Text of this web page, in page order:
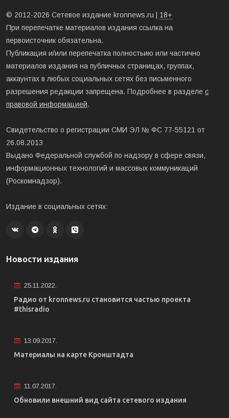
© 2012-2026 Сетевое издание kronnews.ru | 18+
При перепечатке материалов издания ссылка на
первоисточник обязательна.
Публикация и/или перепечатка полностьию или частично
материалов издания на публичных страницах, группах,
аккаунтах в любых социальных сетях без письменного
разрешения редакции запрещена. Подробнее в разделе с
правовой информацией.
Свидетельство о регистрации СМИ ЭЛ № ФС 77-55121 от
26.08.2013
Выдано Федеральной службой по надзору в сфере связи,
информационных технологий и массовых коммуникаций
(Роскомнадзор).
Издание в социальных сетях:
Новости издания
25.11.2022.
Радио от kronnews.ru становится частью проекта
#thisradio
13.09.2017.
Материалы на карте Кронштадта
11.07.2017.
Обновили внешний вид сайта сетевого издания